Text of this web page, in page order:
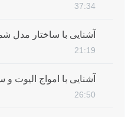
37:34
آشنایی با ساختار مدل
21:19
آشنایی با امواج الیوت و
26:50